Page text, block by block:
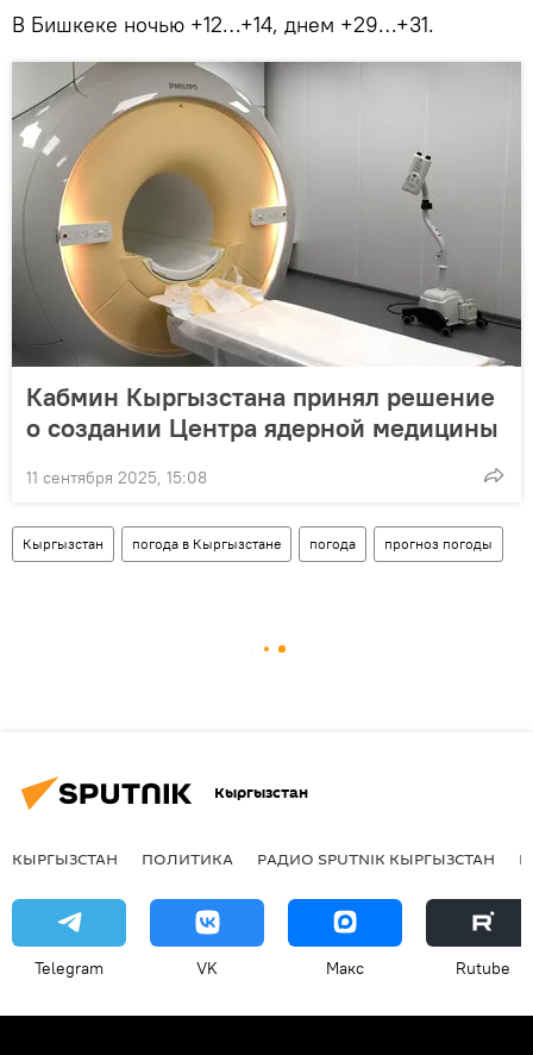
В Бишкеке ночью +12…+14, днем +29…+31.
Кабмин Кыргызстана принял решение
о создании Центра ядерной медицины
11 сентября 2025, 15:08
Кыргызстан погода в Кыргызстане погода прогноз погоды
Кыргызстан
КЫРГЫЗСТАН ПОЛИТИКА РАДИО SPUTNIK КЫРГЫЗСТАН
Telegram VK Макс Rutube